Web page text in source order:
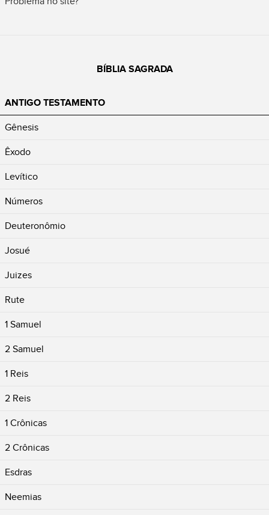
BÍBLIA SAGRADA
ANTIGO TESTAMENTO
Gênesis
Êxodo
Levítico
Números
Deuteronômio
Josué
Juizes
Rute
1 Samuel
2 Samuel
1 Reis
2 Reis
1 Crônicas
2 Crônicas
Esdras
Neemias